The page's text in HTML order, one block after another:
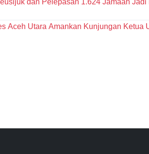
dan Pelepasan 1.624 Jamaah Jadi
Aceh Utara Amankan Kunjungan Ketua